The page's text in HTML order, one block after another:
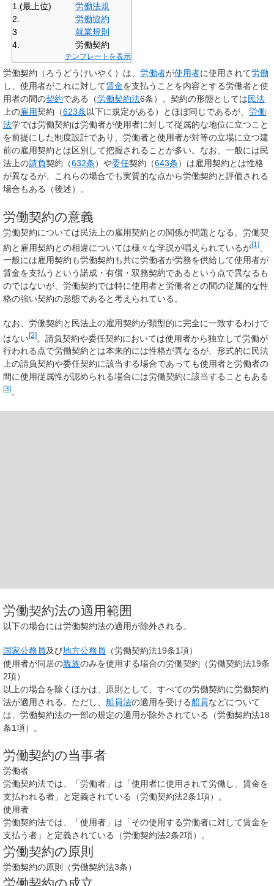
1.(最上位)
労働法規
2.
労働協約
3
就業規則
4.
労働契約
テンプレートを表示
労働契約 （ろうどうけいやく）は、 労働者が使用者に使用されて労働
し、使用者がこれに対して賃金を支払うことを内容とする労働者と使
用者の間の契約である（労働契約法6条）。契約の形態としては民法
上の雇用契約（623条以下に規定がある）とほぼ同じであるが、 労働
法学では労働契約は労働者が使用者に対して従属的な地位に立つこと
を前提にした制度設計であり、労働者と使用者が対等の立場に立つ建
前の雇用契約とは区別して把握されることが多い。なお、一般には民
法上の請負契約（632条）や委任契約（643条）は雇用契約とは性格
が異なるが、これらの場合でも実質的な点から労働契約と評価される
場合もある（後述）。
労働契約の意義
労働契約については民法上の雇用契約との関係が問題となる。労働契
約と雇用契約との相違については様々な学説が唱えられているが[1]
一般には雇用契約も労働契約も共に労働者が労務を供給して使用者が
賃金を支払うという諾成・有償・双務契約であるという点で異なるも
のではないが、労働契約では特に使用者と労働者との間の従属的な性
格の強い契約の形態であると考えられている。
なお、労働契約と民法上の雇用契約が類型的に完全に一致するわけで
はない[2]。請負契約や委任契約においては使用者から独立して労働が
行われる点で労働契約とは本来的には性格が異なるが、形式的に民法
上の請負契約や委任契約に該当する場合であっても使用者と労働者の
間に使用従属性が認められる場合には労働契約に該当することもある
[3] 。
労働契約法の適用範囲
以下の場合には労働契約法の適用が除外される。
国家公務員及び地方公務員
（労働契約法19条1項）
使用者が同居の親族のみを使用する場合の労働契約（労働契約法19条
2項）
以上の場合を除くほかは、原則として、すべての労働契約に労働契約
法が適用される。ただし、 船員法の適用を受ける船員などについて
は、労働契約法の一部の規定の適用が除外されている（労働契約法18
条1項）。
労働契約の当事者
労働者
労働契約法では、「労働者」は「使用者に使用されて労働し、賃金を
支払われる者」と定義されている（労働契約法2条1項）。
使用者
労働契約法では、「使用者」は「その使用する労働者に対して賃金を
支払う者」と定義されている（労働契約法2条2項）。
労働契約の原則
労働契約の原則（労働契約法3条）